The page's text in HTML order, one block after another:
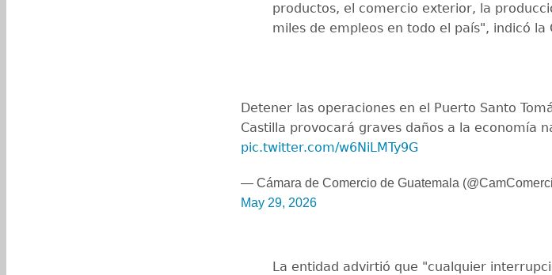
productos, el comercio exterior, la
miles de empleos en todo el país", indicó la
Detener las operaciones en el Puerto Santo
Castilla provocará graves daños a la economía
pic.twitter.com/w6NiLMTy9G
— Cámara de Comercio de Guatemala
May 29, 2026
La entidad advirtió que "cualquier